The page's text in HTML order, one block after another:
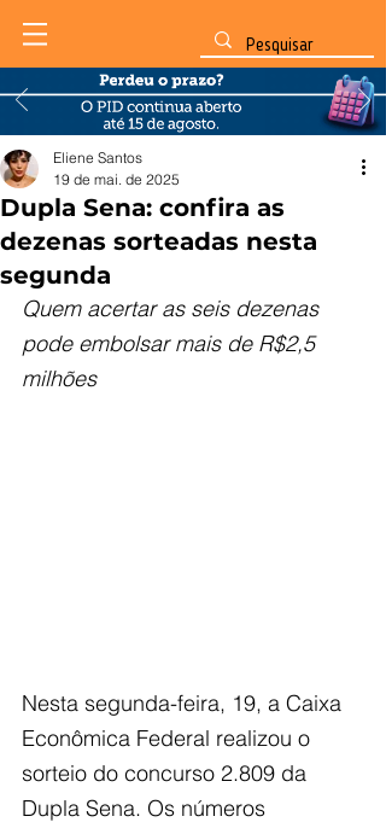
Dupla Sena: confira as
dezenas sorteadas nesta
segunda
Eliene Santos
19 de mai. de 2025
Quem acertar as seis dezenas
pode embolsar mais de R$2,5
milhões
Nesta segunda-feira, 19, a Caixa
Econômica Federal realizou o
sorteio do concurso 2.809 da
Dupla Sena. Os números